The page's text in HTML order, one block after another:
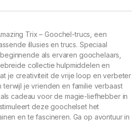
Trix – Goochel-trucs, een
illusies en trucs. Speciaal
als ervaren goochelaars,
collectie hulpmiddelen en
je creativiteit de vrije loop en verbeter
je vrienden en familie verbaast
cadeau voor de magie-liefhebber in
deze goochelset het
en te fascineren. Ga op avontuur in